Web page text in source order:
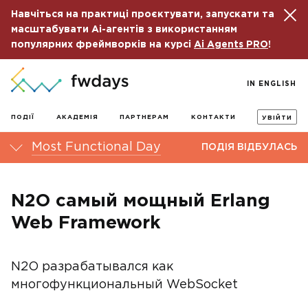
Навчіться на практиці проєктувати, запускати та
масштабувати Ai-агентів з використанням
популярних фреймворків на курсі Ai Agents PRO!
ПОДІЇ АКАДЕМІЯ ПАРТНЕРАМ КОНТАКТИ УВІЙТИ
IN ENGLISH
Most Functional Day ПОДІЯ ВІДБУЛАСЬ
N2O самый мощный Erlang
Web Framework
N2O разрабатывался как
многофункциональный WebSocket